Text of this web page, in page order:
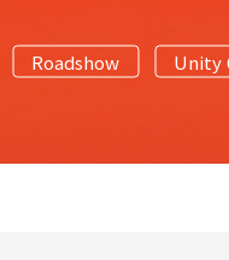
Roadshow Unity